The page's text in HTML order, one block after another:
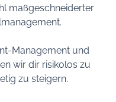
maßgeschneiderter
Management und
wir dir risikolos zu
zu steigern.